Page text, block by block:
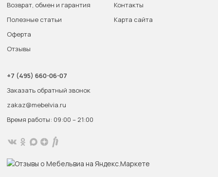
Возврат, обмен и гарантия
Полезные статьи
Оферта
Отзывы
Контакты
Карта сайта
+7 (495) 660-06-07
Заказать обратный звонок
zakaz@mebelvia.ru
Время работы: 09:00 – 21:00